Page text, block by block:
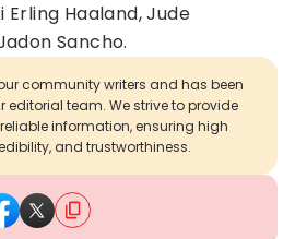
Haaland, Jude
Sancho.
community writers and has been
editorial team. We strive to provide
information, ensuring high
and trustworthiness.